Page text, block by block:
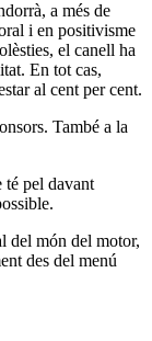
a més de
i en positivisme
el canell ha
En tot cas,
al cent per cent.
També a la
té pel davant
del món del motor,
des del menú